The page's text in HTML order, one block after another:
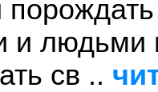
и людьми
св ..